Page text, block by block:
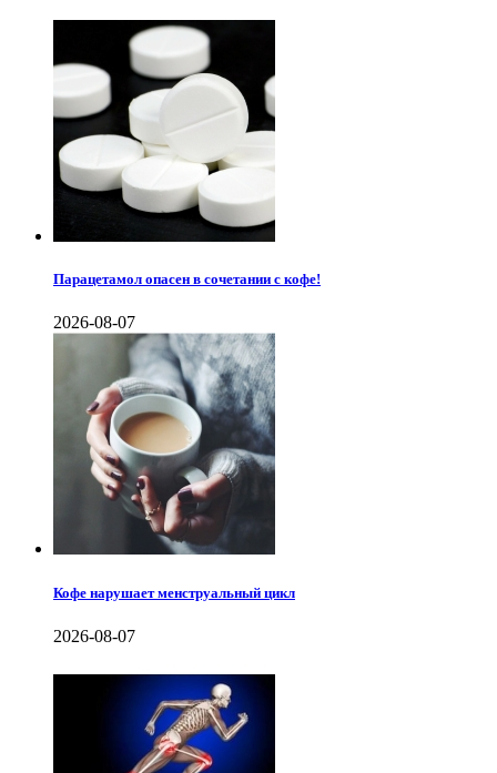
Парацетамол опасен в сочетании с кофе!
2026-08-07
Кофе нарушает менструальный цикл
2026-08-07